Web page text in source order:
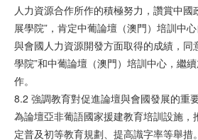
人力資源合作所作的積極努力，讚賞中國
展學院”，肯定中葡論壇（澳門）培訓中
與會國人力資源開發方面取得的成績，同
學院”和中葡論壇（澳門）培訓中心，繼
作。
8.2 強調教育對促進論壇與會國發展的重
為論壇亞非葡語國家援建教育培訓設施，
定普及初等教育規劃、提高識字率等舉措。